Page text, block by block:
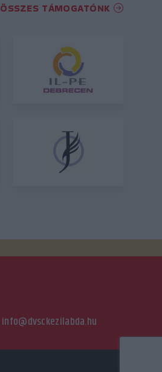
ÖSSZES TÁMOGATÓNK
info@dvsckezilabda.hu